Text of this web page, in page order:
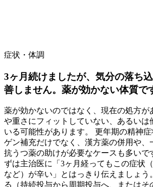
症状・体調
3ヶ月続けましたが、気分の落ち
善しません。薬が効かない体質で
薬が効かないのではなく、現在の処方が
や重さにフィットしていない、あるいは
いる可能性があります。 更年期の精神
ゲン補充だけでなく、漢方薬の併用や、
抗うつ薬の助けが必要なケースも多いで
ずは主治医に「3ヶ月経ってもこの症状
など）が辛い」とはっきり伝えましょう
る（持続投与から周期投与へ、またはそ